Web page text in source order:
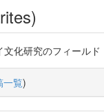
文化研究のフィー
一覧)